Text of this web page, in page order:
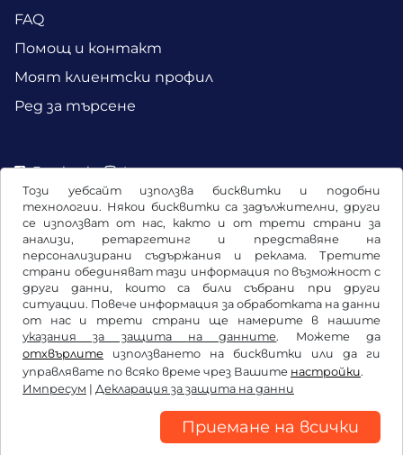
Този уебсайт използва бисквитки и подобни
технологии. Някои бисквитки са задължителни, други
се използват от нас, както и от трети страни за
анализи, ретаргетинг и представяне на
персонализирани съдържания и реклама. Третите
страни обединяват тази информация по възможност с
други данни, които са били събрани при други
ситуации. Повече информация за обработката на данни
от нас и трети страни ще намерите в нашите
указания за защита на данните. Можете да
отхвърлите използването на бисквитки или да ги
управлявате по всяко време чрез Вашите настройки.
Импресум | Декларация за защита на данни
Приемане на всички
FAQ
Помощ и контакт
Моят клиентски профил
Ред за търсене
Facebook Instagram
Общи условия / право на отказ
Декларация за защита на данни
Настройки на бисквитките
Импресум